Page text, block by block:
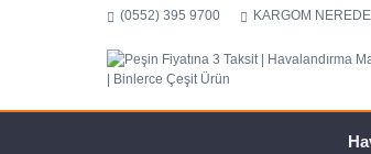
(0552) 395 9700 KARGOM